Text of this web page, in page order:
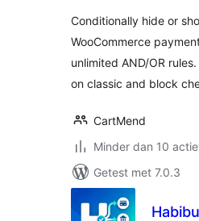
Conditionally hide or
WooCommerce
unlimited AND/OR
on classic and block
CartMend
Minder dan 10
Getest met 7.0.3